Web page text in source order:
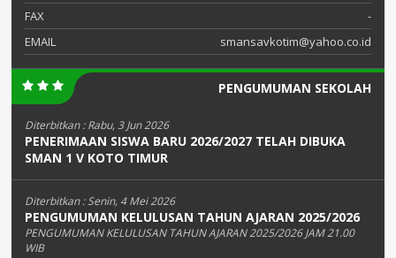
FAX
-
EMAIL
smansavkotim@yahoo.co.id
PENGUMUMAN SEKOLAH
Diterbitkan :Rabu, 3 Jun 2026
PENERIMAAN SISWA BARU 2026/2027 TELAH DIBUKA
SMAN 1 V KOTO TIMUR
Diterbitkan :Senin, 4 Mei 2026
PENGUMUMAN KELULUSAN TAHUN AJARAN 2025/2026
PENGUMUMAN KELULUSAN TAHUN AJARAN 2025/2026 JAM 21.00
WIB